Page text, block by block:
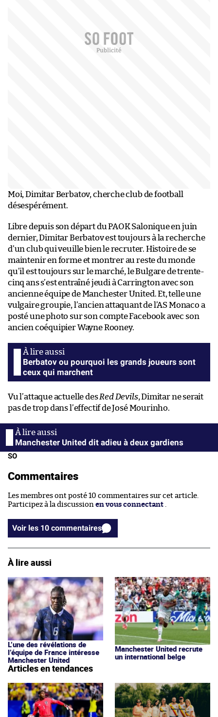
Moi, Dimitar Berbatov, cherche club de football
désespérément.
Libre depuis son départ du PAOK Salonique en juin
dernier, Dimitar Berbatov est toujours à la recherche
d’un club qui veuille bien le recruter. Histoire de se
maintenir en forme et montrer au reste du monde
qu’il est toujours sur le marché, le Bulgare de trente-
cinq ans s’est entraîné jeudi à Carrington avec son
ancienne équipe de Manchester United. Et, telle une
vulgaire groupie, l’ancien attaquant de l’AS Monaco a
posté une photo sur son compte Facebook avec son
ancien coéquipier Wayne Rooney.
Berbatov ou pourquoi les grands joueurs sont
ceux qui marchent
Vu l’attaque actuelle desRed Devils, Dimitar ne serait
pas de trop dans l’effectif de José Mourinho.
Manchester United dit adieu à deux gardiens
SO
Commentaires
Les membres ont posté 10 commentaires sur cet article.
Participez à la discussion en vous connectant .
Voir les 10 commentaires
À lire aussi
L’une des révélations de
l’équipe de France intéresse
Manchester United
Manchester United recrute
un international belge
Articles en tendances